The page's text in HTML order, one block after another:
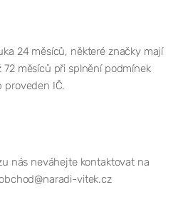
24 měsíců, některé značky mají
měsíců při splnění podmínek
proveden IČ.
nás neváhejte kontaktovat na
vitek.cz